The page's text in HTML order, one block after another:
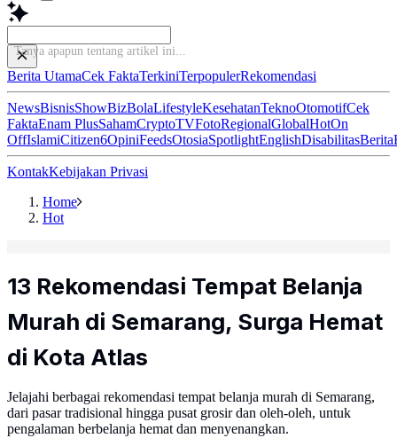
Tanya apapun ten
Berita UtamaCek FaktaTerkiniTerpopulerRekomendasi
NewsBisnisShowBizBolaLifestyleKesehatanTeknoOtomotifCek
FaktaEnam PlusSahamCryptoTVFotoRegionalGlobalHotOn
OffIslamiCitizen6OpiniFeedsOtosiaSpotlightEnglishDisabilitasBerita
KontakKebijakan Privasi
Home
Hot
13 Rekomendasi Tempat Belanja
Murah di Semarang, Surga Hemat
di Kota Atlas
Jelajahi berbagai rekomendasi tempat belanja murah di Semarang,
dari pasar tradisional hingga pusat grosir dan oleh-oleh, untuk
pengalaman berbelanja hemat dan menyenangkan.